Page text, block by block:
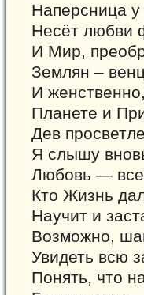
Наперсница
Несёт любви
И Мир,
Землян –
И
Планете и
Дев
Я слышу
Любовь —
Кто Жизнь
Научит и
Возможно,
Увидеть всю
Понять, что